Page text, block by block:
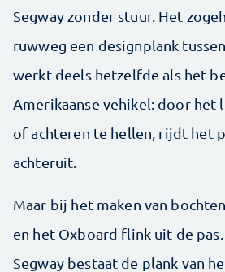
Segway zonder stuur. Het
ruwweg een designplank
werkt deels hetzelfde als het
Amerikaanse vehikel: door het
of achteren te hellen, rijdt het
achteruit.
Maar bij het maken van
en het Oxboard flink uit de
Segway bestaat de plank van